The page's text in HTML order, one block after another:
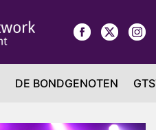
DE BONDGENOTEN